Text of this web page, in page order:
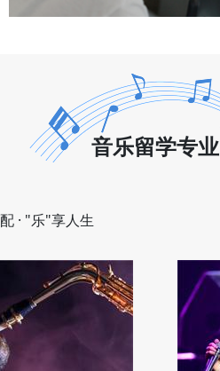
音乐留学专业
· "乐"享人生